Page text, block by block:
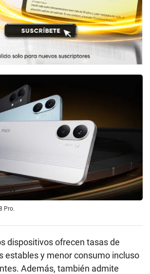
Pro.
dispositivos ofrecen tasas de
estables y menor consumo incluso
Además, también admite